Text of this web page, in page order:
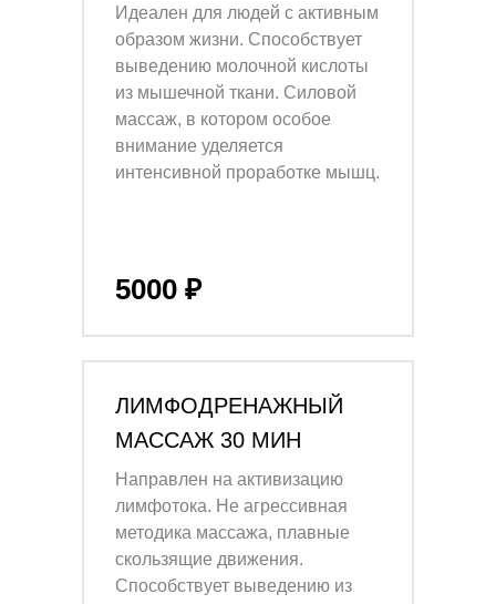
Идеален для людей с активным
образом жизни. Способствует
выведению молочной кислоты
из мышечной ткани. Силовой
массаж, в котором особое
внимание уделяется
интенсивной проработке мышц.
5000 ₽
ЛИМФОДРЕНАЖНЫЙ
МАССАЖ 30 МИН
Направлен на активизацию
лимфотока. Не агрессивная
методика массажа, плавные
скользящие движения.
Способствует выведению из